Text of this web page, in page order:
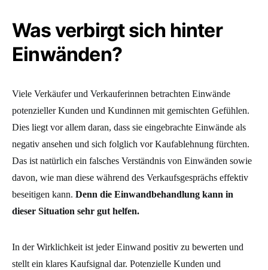
Was verbirgt sich hinter
Einwänden?
Viele Verkäufer und Verkauferinnen betrachten Einwände
potenzieller Kunden und Kundinnen mit gemischten Gefühlen.
Dies liegt vor allem daran, dass sie eingebrachte Einwände als
negativ ansehen und sich folglich vor Kaufablehnung fürchten.
Das ist natürlich ein falsches Verständnis von Einwänden sowie
davon, wie man diese während des Verkaufsgesprächs effektiv
beseitigen kann. Denn die Einwandbehandlung kann in
dieser Situation sehr gut helfen.
In der Wirklichkeit ist jeder Einwand positiv zu bewerten und
stellt ein klares Kaufsignal dar. Potenzielle Kunden und